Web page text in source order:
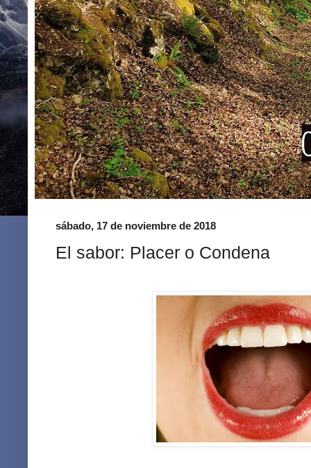
sábado, 17 de noviembre de 2018
El sabor: Placer o Condena